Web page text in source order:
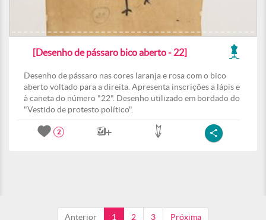
[Desenho de pássaro bico aberto - 22]
Desenho de pássaro nas cores laranja e rosa com o bico
aberto voltado para a direita. Apresenta inscrições a lápis e
à caneta do número "22". Desenho utilizado em bordado do
"Vestido de protesto político".
2
Anterior 1 2 3 Próxima